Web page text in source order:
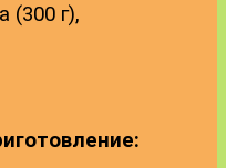
(300 г),